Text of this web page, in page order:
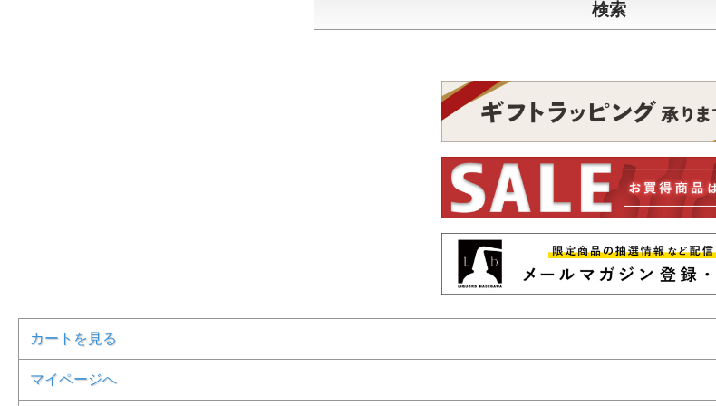
カートを見る
マイページへ